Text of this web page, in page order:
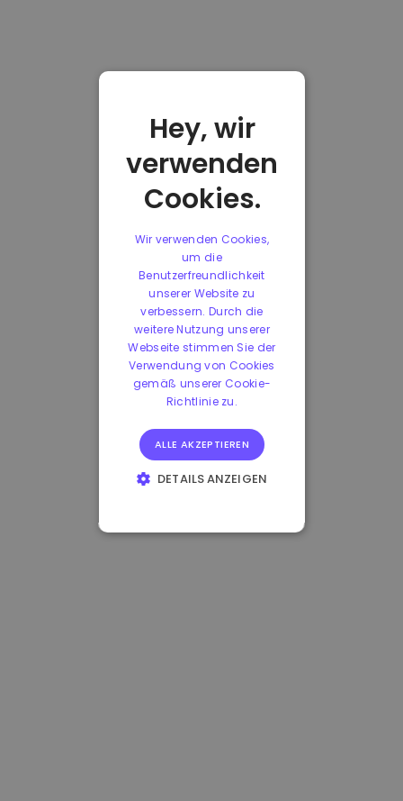
Hey, wir
verwenden
Cookies.
Wir verwenden Cookies,
um die
Benutzerfreundlichkeit
unserer Website zu
verbessern. Durch die
weitere Nutzung unserer
Webseite stimmen Sie der
Verwendung von Cookies
gemäß unserer Cookie-
Richtlinie zu.
ALLE AKZEPTIEREN
DETAILS ANZEIGEN